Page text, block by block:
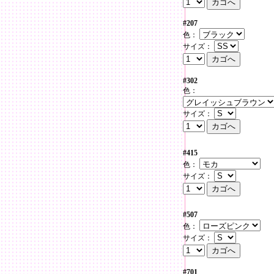
#207
色：
サイズ：
#302
色：
サイズ：
#415
色：
サイズ：
#507
色：
サイズ：
#701